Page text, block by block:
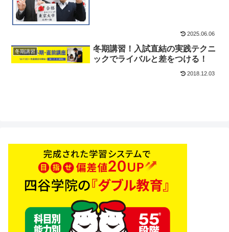
2025.06.06
冬期講習
冬期講習！入試直結の実践テクニ
ックでライバルと差をつける！
2018.12.03